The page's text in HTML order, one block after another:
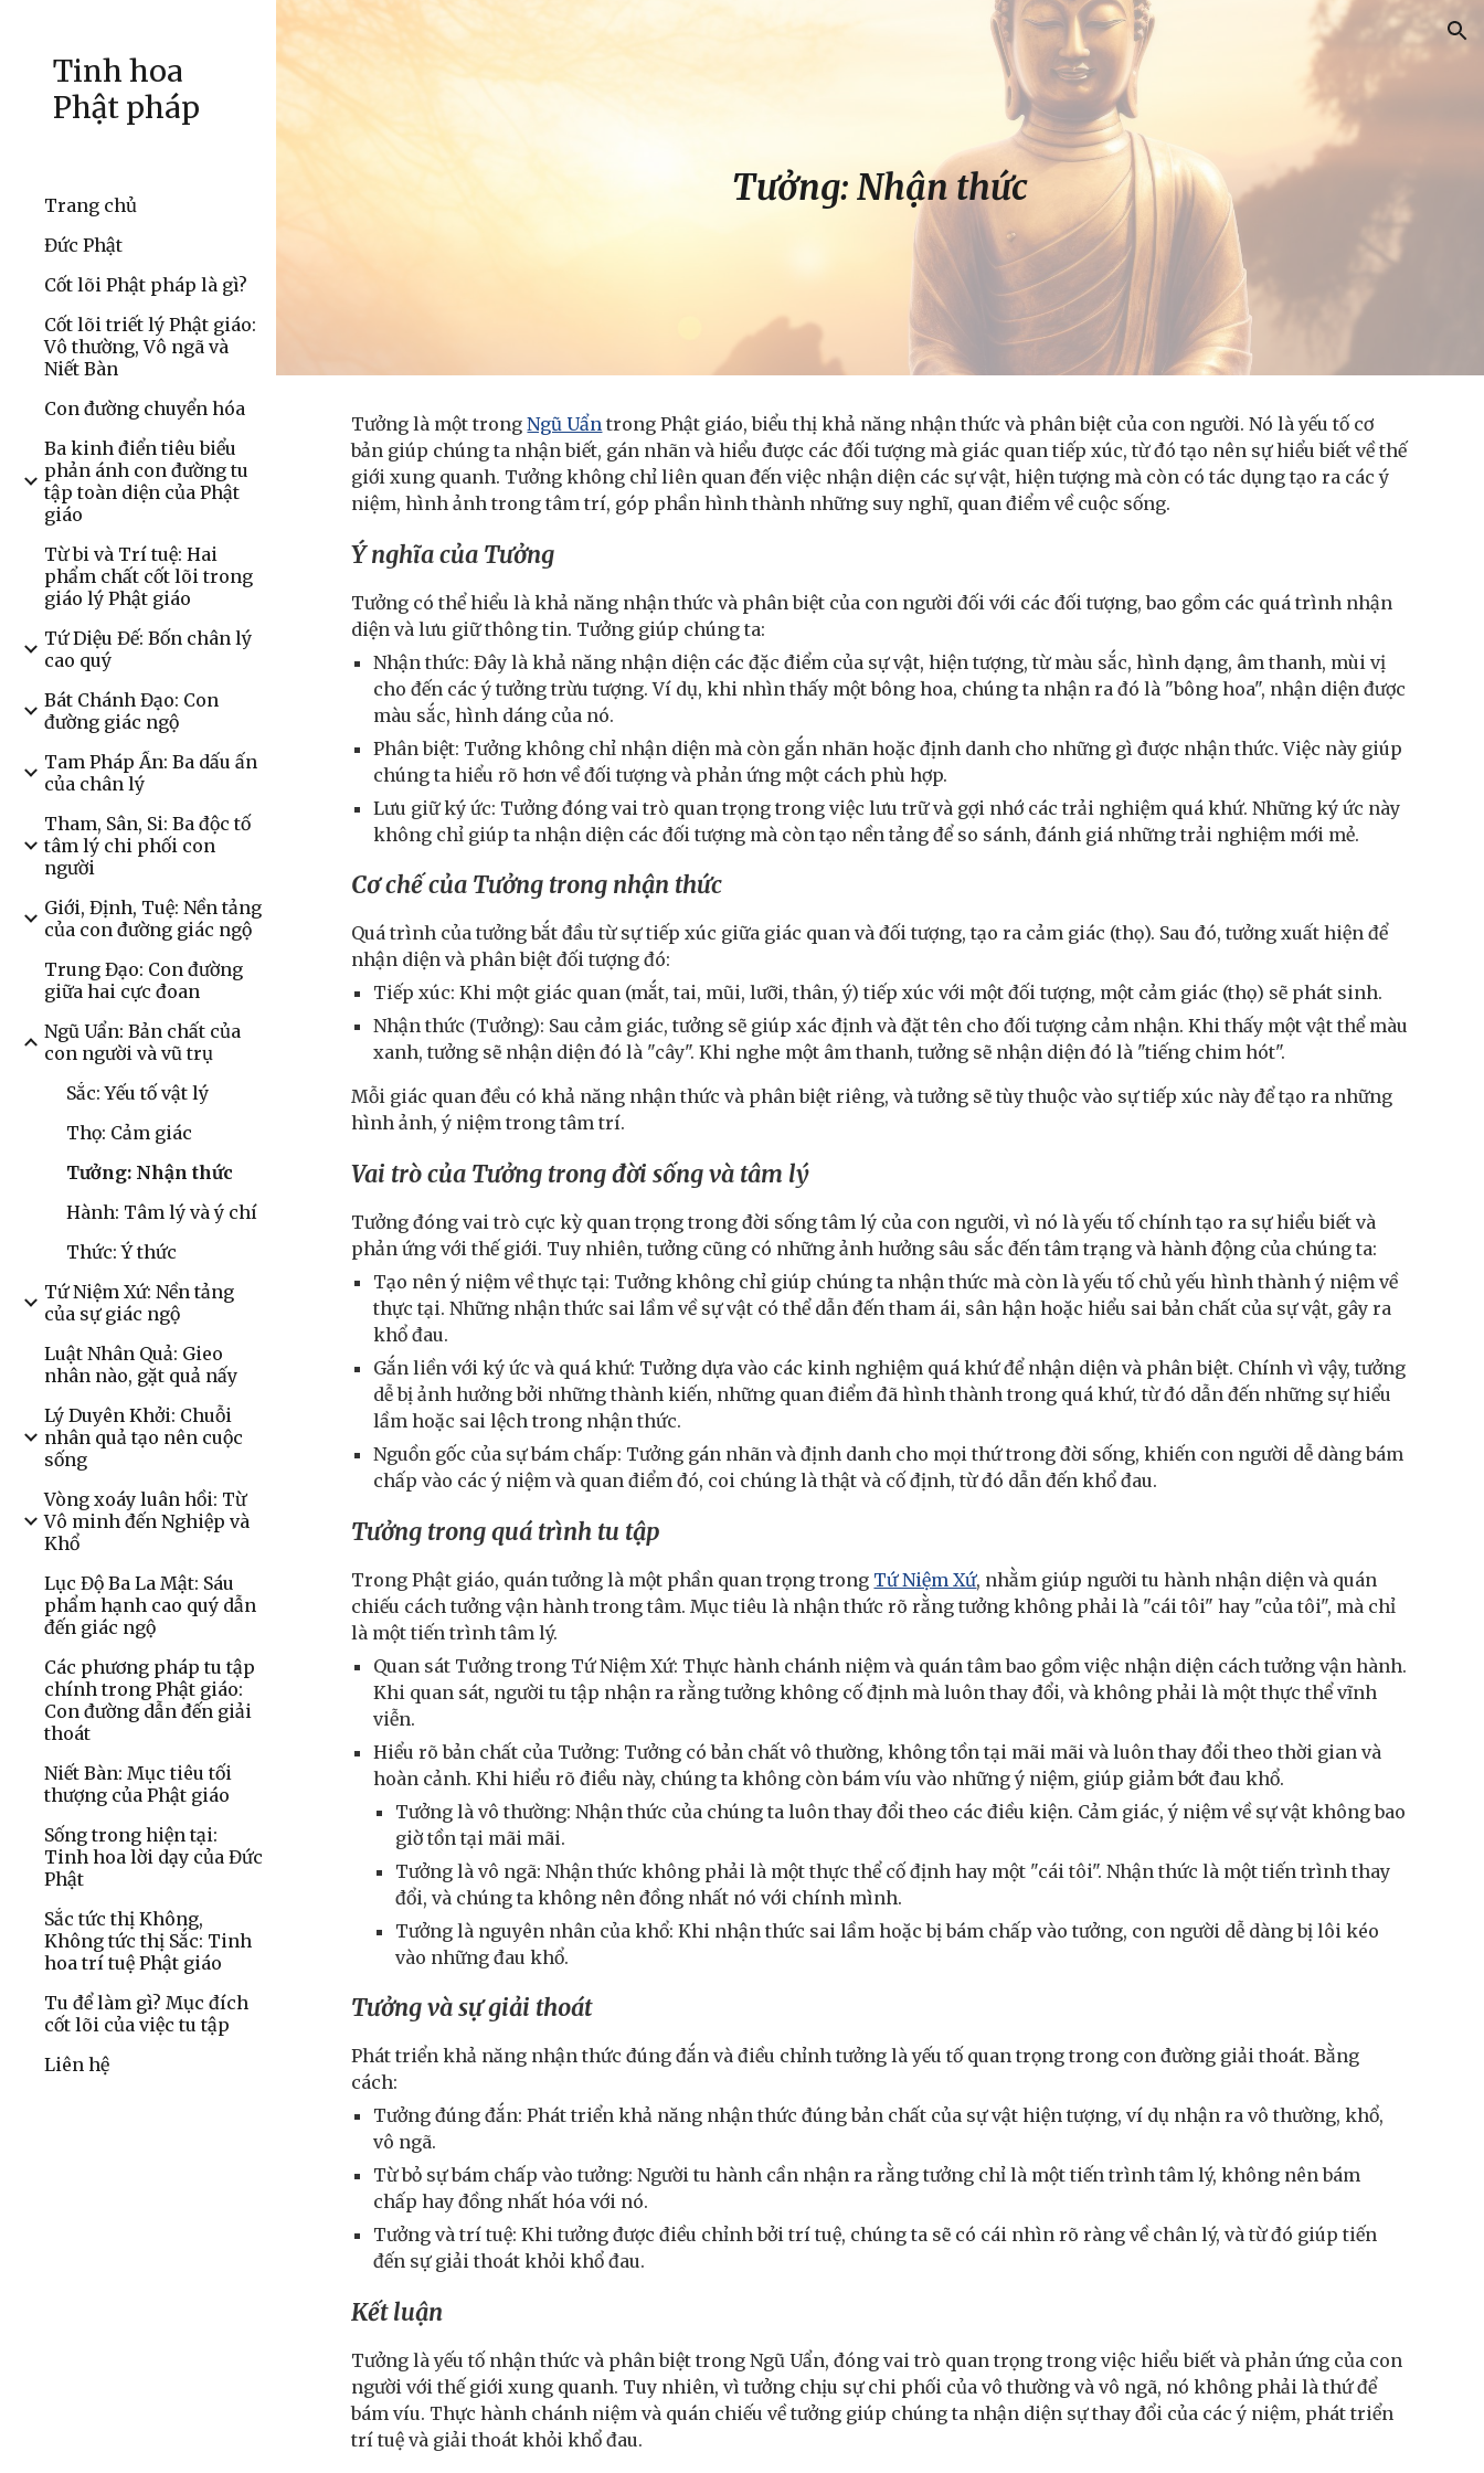
Skip to navigation
Tinh hoa
Phật pháp
Trang chủ
Đức Phật
Cốt lõi Phật pháp là gì?
Cốt lõi triết lý Phật giáo:
Vô thường, Vô ngã và
Niết Bàn
Con đường chuyển hóa
Ba kinh điển tiêu biểu
phản ánh con đường tu
tập toàn diện của Phật
giáo
Từ bi và Trí tuệ: Hai
phẩm chất cốt lõi trong
giáo lý Phật giáo
Tứ Diệu Đế: Bốn chân lý
cao quý
Bát Chánh Đạo: Con
đường giác ngộ
Tam Pháp Ấn: Ba dấu ấn
của chân lý
Tham, Sân, Si: Ba độc tố
tâm lý chi phối con
người
Giới, Định, Tuệ: Nền tảng
của con đường giác ngộ
Trung Đạo: Con đường
giữa hai cực đoan
Ngũ Uẩn: Bản chất của
con người và vũ trụ
Sắc: Yếu tố vật lý
Thọ: Cảm giác
Tưởng: Nhận thức
Hành: Tâm lý và ý chí
Thức: Ý thức
Tứ Niệm Xứ: Nền tảng
của sự giác ngộ
Luật Nhân Quả: Gieo
nhân nào, gặt quả nấy
Lý Duyên Khởi: Chuỗi
nhân quả tạo nên cuộc
sống
Vòng xoáy luân hồi: Từ
Vô minh đến Nghiệp và
Khổ
Lục Độ Ba La Mật: Sáu
phẩm hạnh cao quý dẫn
đến giác ngộ
Các phương pháp tu tập
chính trong Phật giáo:
Con đường dẫn đến giải
thoát
Niết Bàn: Mục tiêu tối
thượng của Phật giáo
Sống trong hiện tại:
Tinh hoa lời dạy của Đức
Phật
Sắc tức thị Không,
Không tức thị Sắc: Tinh
hoa trí tuệ Phật giáo
Tu để làm gì? Mục đích
cốt lõi của việc tu tập
Liên hệ
Tưởng: Nhận thức
Tưởng là một trongNgũ Uẩn trong Phật giáo, biểu thị khả năng nhận thức và phân biệt của con người. Nó là yếu tố cơ
bản giúp chúng ta nhận biết, gán nhãn và hiểu được các đối tượng mà giác quan tiếp xúc, từ đó tạo nên sự hiểu biết về thế
giới xung quanh. Tưởng không chỉ liên quan đến việc nhận diện các sự vật, hiện tượng mà còn có tác dụng tạo ra các ý
niệm, hình ảnh trong tâm trí, góp phần hình thành những suy nghĩ, quan điểm về cuộc sống.
Ý nghĩa của Tưởng
Tưởng có thể hiểu là khả năng nhận thức và phân biệt của con người đối với các đối tượng, bao gồm các quá trình nhận
diện và lưu giữ thông tin. Tưởng giúp chúng ta:
Nhận thức: Đây là khả năng nhận diện các đặc điểm của sự vật, hiện tượng, từ màu sắc, hình dạng, âm thanh, mùi vị
cho đến các ý tưởng trừu tượng. Ví dụ, khi nhìn thấy một bông hoa, chúng ta nhận ra đó là "bông hoa", nhận diện được
màu sắc, hình dáng của nó.
Phân biệt: Tưởng không chỉ nhận diện mà còn gắn nhãn hoặc định danh cho những gì được nhận thức. Việc này giúp
chúng ta hiểu rõ hơn về đối tượng và phản ứng một cách phù hợp.
Lưu giữ ký ức: Tưởng đóng vai trò quan trọng trong việc lưu trữ và gợi nhớ các trải nghiệm quá khứ. Những ký ức này
không chỉ giúp ta nhận diện các đối tượng mà còn tạo nền tảng để so sánh, đánh giá những trải nghiệm mới mẻ.
Cơ chế của Tưởng trong nhận thức
Quá trình của tưởng bắt đầu từ sự tiếp xúc giữa giác quan và đối tượng, tạo ra cảm giác (thọ). Sau đó, tưởng xuất hiện để
nhận diện và phân biệt đối tượng đó:
Tiếp xúc: Khi một giác quan (mắt, tai, mũi, lưỡi, thân, ý) tiếp xúc với một đối tượng, một cảm giác (thọ) sẽ phát sinh.
Nhận thức (Tưởng): Sau cảm giác, tưởng sẽ giúp xác định và đặt tên cho đối tượng cảm nhận. Khi thấy một vật thể màu
xanh, tưởng sẽ nhận diện đó là "cây". Khi nghe một âm thanh, tưởng sẽ nhận diện đó là "tiếng chim hót".
Mỗi giác quan đều có khả năng nhận thức và phân biệt riêng, và tưởng sẽ tùy thuộc vào sự tiếp xúc này để tạo ra những
hình ảnh, ý niệm trong tâm trí.
Vai trò của Tưởng trong đời sống và tâm lý
Tưởng đóng vai trò cực kỳ quan trọng trong đời sống tâm lý của con người, vì nó là yếu tố chính tạo ra sự hiểu biết và
phản ứng với thế giới. Tuy nhiên, tưởng cũng có những ảnh hưởng sâu sắc đến tâm trạng và hành động của chúng ta:
Tạo nên ý niệm về thực tại: Tưởng không chỉ giúp chúng ta nhận thức mà còn là yếu tố chủ yếu hình thành ý niệm về
thực tại. Những nhận thức sai lầm về sự vật có thể dẫn đến tham ái, sân hận hoặc hiểu sai bản chất của sự vật, gây ra
khổ đau.
Gắn liền với ký ức và quá khứ: Tưởng dựa vào các kinh nghiệm quá khứ để nhận diện và phân biệt. Chính vì vậy, tưởng
dễ bị ảnh hưởng bởi những thành kiến, những quan điểm đã hình thành trong quá khứ, từ đó dẫn đến những sự hiểu
lầm hoặc sai lệch trong nhận thức.
Nguồn gốc của sự bám chấp: Tưởng gán nhãn và định danh cho mọi thứ trong đời sống, khiến con người dễ dàng bám
chấp vào các ý niệm và quan điểm đó, coi chúng là thật và cố định, từ đó dẫn đến khổ đau.
Tưởng trong quá trình tu tập
Trong Phật giáo, quán tưởng là một phần quan trọng trong Tứ Niệm Xứ, nhằm giúp người tu hành nhận diện và quán
chiếu cách tưởng vận hành trong tâm. Mục tiêu là nhận thức rõ rằng tưởng không phải là "cái tôi" hay "của tôi", mà chỉ
là một tiến trình tâm lý.
Quan sát Tưởng trong Tứ Niệm Xứ: Thực hành chánh niệm và quán tâm bao gồm việc nhận diện cách tưởng vận hành.
Khi quan sát, người tu tập nhận ra rằng tưởng không cố định mà luôn thay đổi, và không phải là một thực thể vĩnh
viễn.
Hiểu rõ bản chất của Tưởng: Tưởng có bản chất vô thường, không tồn tại mãi mãi và luôn thay đổi theo thời gian và
hoàn cảnh. Khi hiểu rõ điều này, chúng ta không còn bám víu vào những ý niệm, giúp giảm bớt đau khổ.
Tưởng là vô thường: Nhận thức của chúng ta luôn thay đổi theo các điều kiện. Cảm giác, ý niệm về sự vật không bao
giờ tồn tại mãi mãi.
Tưởng là vô ngã: Nhận thức không phải là một thực thể cố định hay một "cái tôi". Nhận thức là một tiến trình thay
đổi, và chúng ta không nên đồng nhất nó với chính mình.
Tưởng là nguyên nhân của khổ: Khi nhận thức sai lầm hoặc bị bám chấp vào tưởng, con người dễ dàng bị lôi kéo
vào những đau khổ.
Tưởng và sự giải thoát
Phát triển khả năng nhận thức đúng đắn và điều chỉnh tưởng là yếu tố quan trọng trong con đường giải thoát. Bằng
cách:
Tưởng đúng đắn: Phát triển khả năng nhận thức đúng bản chất của sự vật hiện tượng, ví dụ nhận ra vô thường, khổ,
vô ngã.
Từ bỏ sự bám chấp vào tưởng: Người tu hành cần nhận ra rằng tưởng chỉ là một tiến trình tâm lý, không nên bám
chấp hay đồng nhất hóa với nó.
Tưởng và trí tuệ: Khi tưởng được điều chỉnh bởi trí tuệ, chúng ta sẽ có cái nhìn rõ ràng về chân lý, và từ đó giúp tiến
đến sự giải thoát khỏi khổ đau.
Kết luận
Tưởng là yếu tố nhận thức và phân biệt trong Ngũ Uẩn, đóng vai trò quan trọng trong việc hiểu biết và phản ứng của con
người với thế giới xung quanh. Tuy nhiên, vì tưởng chịu sự chi phối của vô thường và vô ngã, nó không phải là thứ để
bám víu. Thực hành chánh niệm và quán chiếu về tưởng giúp chúng ta nhận diện sự thay đổi của các ý niệm, phát triển
trí tuệ và giải thoát khỏi khổ đau.